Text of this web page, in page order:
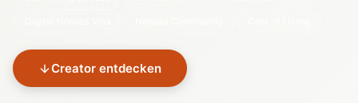
Creator entdecken